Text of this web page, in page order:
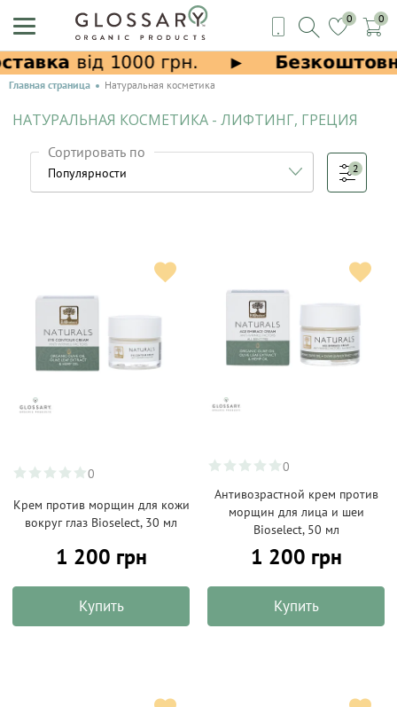
0 0
Главная страница Натуральная косметика
НАТУРАЛЬНАЯ КОСМЕТИКА - ЛИФТИНГ, ГРЕЦИЯ
Сортировать по
2
0
Крем против морщин для кожи
вокруг глаз Bioselect, 30 мл
1 200 грн
Купить
0
Антивозрастной крем против
морщин для лица и шеи
Bioselect, 50 мл
1 200 грн
Купить